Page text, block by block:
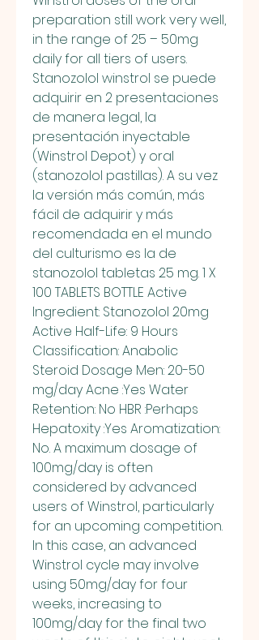
preparation still work very well,
in the range of 25 – 50mg
daily for all tiers of users.
Stanozolol winstrol se puede
adquirir en 2 presentaciones
de manera legal, la
presentación inyectable
(Winstrol Depot) y oral
(stanozolol pastillas). A su vez
la versión más común, más
fácil de adquirir y más
recomendada en el mundo
del culturismo es la de
stanozolol tabletas 25 mg. 1 X
100 TABLETS BOTTLE Active
Ingredient: Stanozolol 20mg
Active Half-Life: 9 Hours
Classification: Anabolic
Steroid Dosage Men: 20-50
mg/day Acne :Yes Water
Retention: No HBR :Perhaps
Hepatoxity :Yes Aromatization:
No. A maximum dosage of
100mg/day is often
considered by advanced
users of Winstrol, particularly
for an upcoming competition.
In this case, an advanced
Winstrol cycle may involve
using 50mg/day for four
weeks, increasing to
100mg/day for the final two